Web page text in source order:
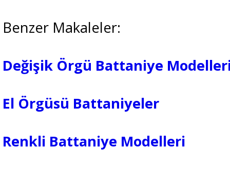
Benzer Makaleler:
Değişik Örgü Battaniye
El Örgüsü Battaniyeler
Renkli Battaniye Modelleri